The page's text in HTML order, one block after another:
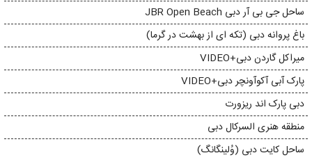
ساحل جی بی آر دبی JBR Open Beach
باغ پروانه دبی (تکه ای از بهشت در گرما)
میراکل گاردن دبی+VIDEO
پارک آبی آکوآونچر دبی+VIDEO
دبی پارک اند ریزورت
منطقه هنری السرکال دبی
ساحل کایت دبی (وُلینگانگ)